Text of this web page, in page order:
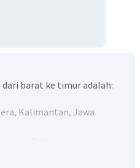
barat ke timur adalah:
Kalimantan, Jawa